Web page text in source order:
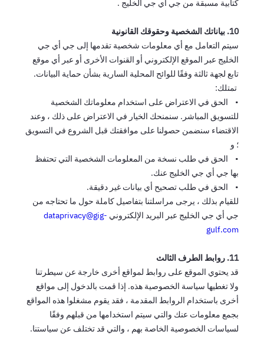
كتابية مسبقة من جي أي جي الخليج .
10. بياناتك الشخصية وحقوقك القانونية
سيتم التعامل مع أي معلومات شخصية تقدمها إلى جي أي جي
الخليج عبر الموقع الإلكتروني أو القنوات الأخرى أو عبر أي موقع
تابع لجهة ثالثة وفقًا للوائح المحلية السارية بشأن حماية البيانات.
تمتلك:
• الحق في الاعتراض على استخدام معلوماتك الشخصية
للتسويق المباشر. سنمنحك الخيار في الاعتراض على ذلك ، وعند
الاقتضاء سنضمن حصولنا على موافقتك قبل الشروع في التسويق
؛ و
• الحق في طلب نسخة من المعلومات الشخصية التي تحتفظ
بها جي أي جي الخليج عنك.
• الحق في طلب تصحيح أي بيانات غير دقيقة.
للقيام بذلك ، يرجى مراسلتنا بتفاصيل كاملة حول ما تحتاجه من
جي أي جي الخليج عبر البريد الإلكتروني dataprivacy@gig-
gulf.com
11. روابط الطرف الثالث
قد يحتوي الموقع على روابط لمواقع أخرى خارجة عن سيطرتنا
ولا تغطيها سياسة الخصوصية هذه. إذا قمت بالدخول إلى مواقع
أخرى باستخدام الروابط المقدمة ، فقد يقوم مشغلوا هذه المواقع
بجمع معلومات عنك والتي سيتم استخدامها من قبلهم وفقًا
لسياسات الخصوصية الخاصة بهم ، والتي قد تختلف عن سياستنا.